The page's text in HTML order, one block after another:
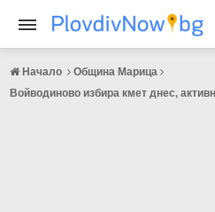
Начало
Община Марица
Войводиново избира кмет днес,